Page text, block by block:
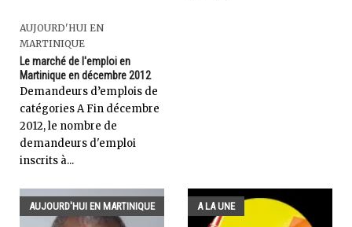
AUJOURD'HUI EN
MARTINIQUE
Le marché de l'emploi en
Martinique en décembre 2012
Demandeurs d’emplois de
catégories A Fin décembre
2012, le nombre de
demandeurs d'emploi
inscrits à...
AUJOURD'HUI EN MARTINIQUE A LA UNE